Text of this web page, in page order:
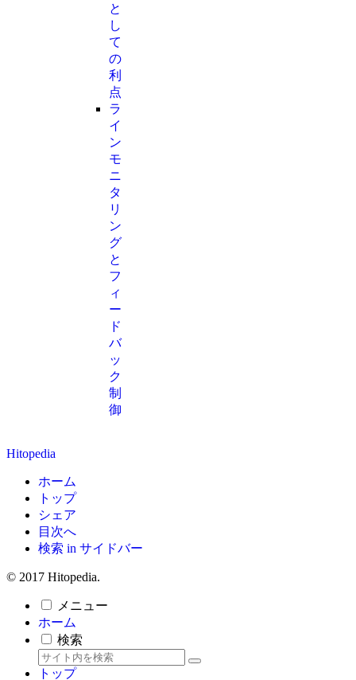
と
し
て
の
利
点
ラ
イ
ン
モ
ニ
タ
リ
ン
グ
と
フ
ィ
ー
ド
バ
ッ
ク
制
御
Hitopedia
ホーム
トップ
シェア
目次へ
検索 in サイドバー
© 2017 Hitopedia.
メニュー
ホーム
検索
トップ